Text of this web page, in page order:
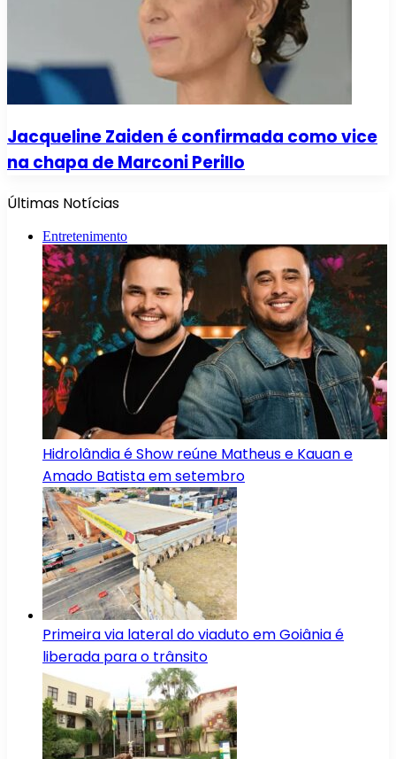
Jacqueline Zaiden é confirmada como vice
na chapa de Marconi Perillo
Últimas Notícias
Entretenimento
Hidrolândia é Show reúne Matheus e Kauan e
Amado Batista em setembro
Primeira via lateral do viaduto em Goiânia é
liberada para o trânsito